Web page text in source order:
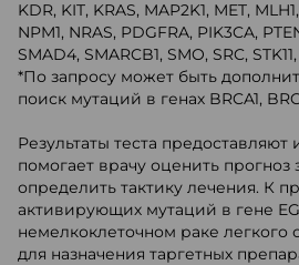
KDR, KIT, KRAS, MAP2K1, MET,
NPM1, NRAS, PDGFRA, PIK3CA,
SMAD4, SMARCB1, SMO, SRC,
*По запросу может быть
поиск мутаций в генах BRCA1,
Результаты теста
помогает врачу оценить прогноз
определить тактику лечения. К
активирующих мутаций в гене
немелкоклеточном раке легкого
для назначения таргетных